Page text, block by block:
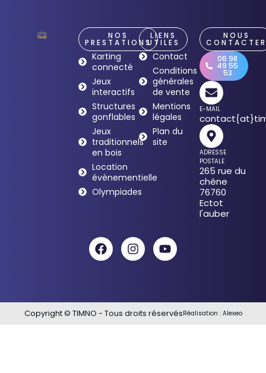
NOS
PRESTATIONS
Karting
connecté
Jeux
interactifs
Structures
gonflables
Jeux
traditionnels
en bois
Location
évènementielle
Olympiades
LIENS
UTILES
Contact
Conditions
générales
de vente
Mentions
légales
Plan du
site
NOUS
CONTACTER
06 98
49 55
53
E-MAIL
ADRESSE
POSTALE
265 rue du
chêne
76760
Ectot
l'auber
Copyright © TIMNO - Tous droits réservésRéalisation : Alexeo